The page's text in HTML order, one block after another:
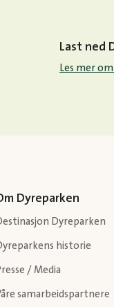
Last ned
Les mer
Dyreparken
Dyreparken
historie
/ Media
samarbeidspartnere